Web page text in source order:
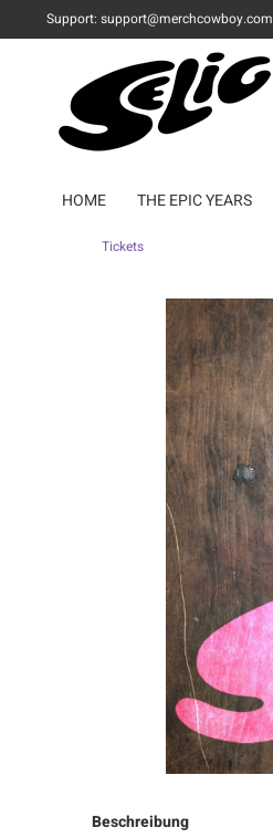
Support: support@merchcowboy.com
HOME THE EPIC YEARS
Tickets
Beschreibung